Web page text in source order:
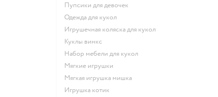
Пупсики для девочек
Одежда для кукол
Игрушечная коляска для кукол
Куклы винкс
Набор мебели для кукол
Мягкие игрушки
Мягкая игрушка мишка
Игрушка котик